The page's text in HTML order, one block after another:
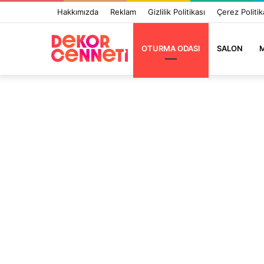
Hakkımızda Reklam Gizlilik Politikası Çerez
OTURMA ODASI SALON